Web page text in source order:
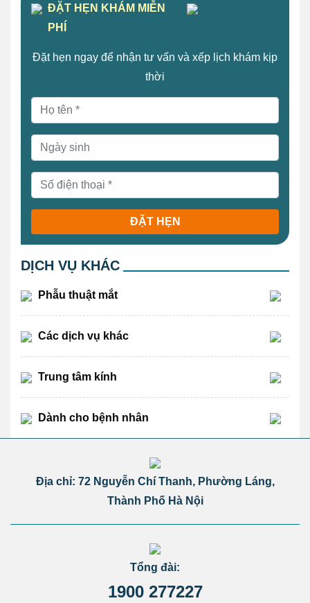
ĐẶT HẸN KHÁM MIỄN
PHÍ
Đặt hẹn ngay để nhận tư vấn và xếp lịch khám kịp
thời
ĐẶT HẸN
DỊCH VỤ KHÁC
Phẫu thuật mắt
Các dịch vụ khác
Trung tâm kính
Dành cho bệnh nhân
Địa chỉ: 72 Nguyễn Chí Thanh, Phường Láng,
Thành Phố Hà Nội
Tổng đài:
1900 277227